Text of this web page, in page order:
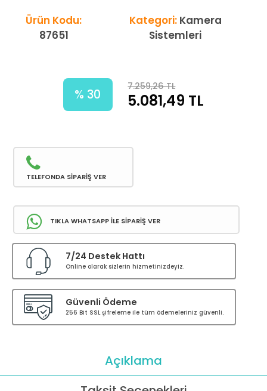
Ürün Kodu:
87651
Kategori: Kamera
Sistemleri
% 30
7.259,26 TL
5.081,49 TL
TELEFONDA SİPARİŞ VER
TIKLA WHATSAPP İLE SİPARİŞ VER
7/24 Destek Hattı
Online olarak sizlerin hizmetinizdeyiz.
Güvenli Ödeme
256 Bit SSL şifreleme ile tüm ödemeleriniz güvenli.
Açıklama